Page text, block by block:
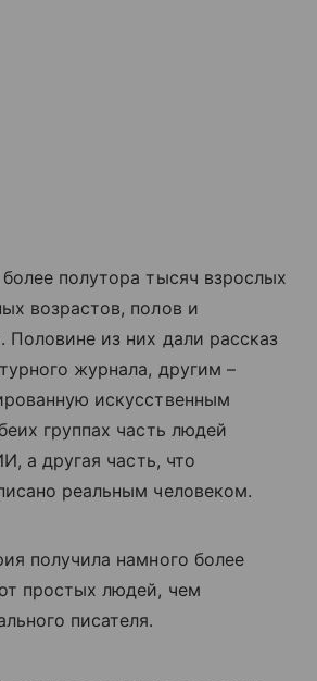
полутора тысяч взрослых
возрастов, полов и
Половине из них дали рассказ
журнала, другим –
искусственным
группах часть людей
а другая часть, что
реальным человеком.
получила намного более
простых людей, чем
писателя.